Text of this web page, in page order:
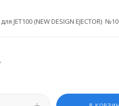
JET100 (NEW DESIGN EJECTOR)